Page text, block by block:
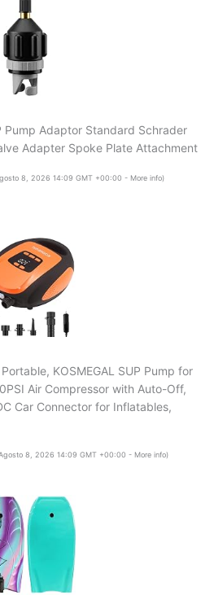
Pump Adaptor Standard Schrader
Adapter Spoke Plate Attachment
8, 2026 14:09 GMT +00:00 - More info)
KOSMEGAL SUP Pump for
Air Compressor with Auto-Off,
Car Connector for Inflatables,
8, 2026 14:09 GMT +00:00 - More info)